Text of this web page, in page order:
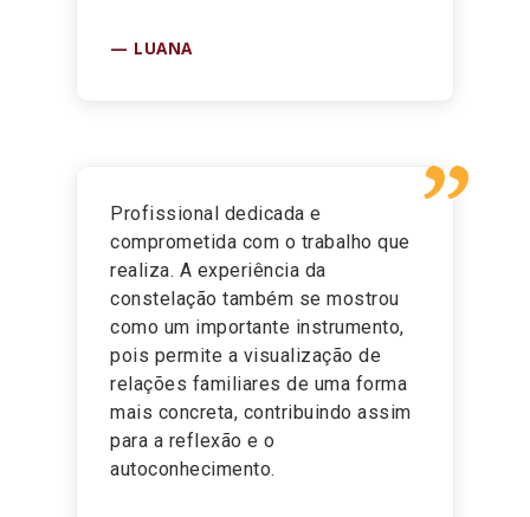
LUANA
”
Profissional dedicada e
comprometida com o trabalho que
realiza. A experiência da
constelação também se mostrou
como um importante instrumento,
pois permite a visualização de
relações familiares de uma forma
mais concreta, contribuindo assim
para a reflexão e o
autoconhecimento.